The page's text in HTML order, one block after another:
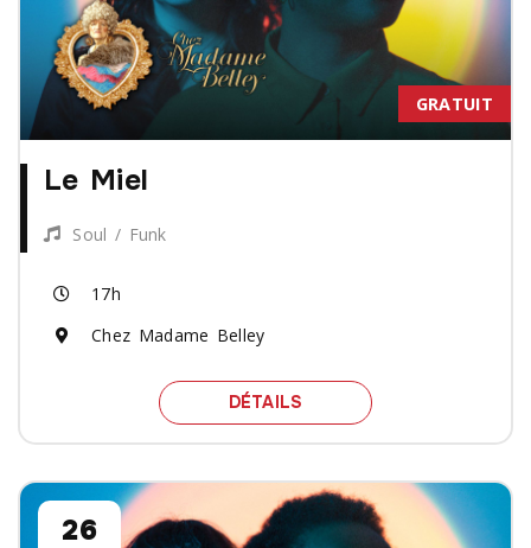
GRATUIT
Le Miel
Soul / Funk
17h
Chez Madame Belley
DÉTAILS SPECTACLE LE MIEL
26